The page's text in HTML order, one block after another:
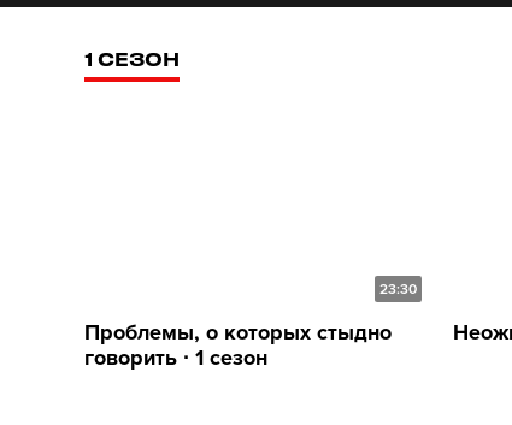
1 СЕЗОН
23:30
Проблемы, о которых стыдно
говорить ∙ 1 сезон